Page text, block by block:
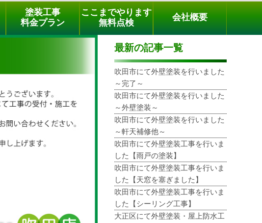
電話でのご相談
[9時～18時まで受付中]
phone
塗装工事
料金プラン
ここまでやります
無料点検
会社概要
最新の記事一覧
吹田市にて外壁塗装を行いました
～完了～
吹田市にて外壁塗装を行いました
～外壁塗装～
吹田市にて外壁塗装を行いました
～軒天補修他～
吹田市にて外壁塗装工事を行いま
した【雨戸の塗装】
吹田市にて外壁塗装工事を行いま
した【天窓を塞ぎました】
吹田市にて外壁塗装工事を行いま
した【シーリング工事】
大正区にて外壁塗装・屋上防水工